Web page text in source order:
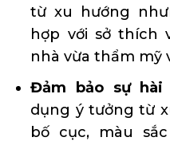
từ xu hướng
hợp với sở thích
nhà vừa thẩm mỹ
Đảm bảo sự hài
dụng ý tưởng từ
bố cục, màu